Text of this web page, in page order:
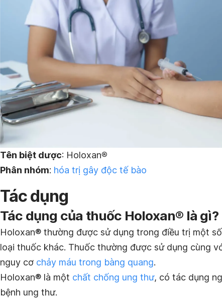
Tên biệt dược: Holoxan®
Phân nhóm: hóa trị gây độc tế bào
Tác dụng
Tác dụng của thuốc Holoxan® là gì?
Holoxan® thường được sử dụng trong điều trị một
loại thuốc khác. Thuốc thường được sử dụng cùng
nguy cơ chảy máu trong bàng quang.
Holoxan® là một chất chống ung thư, có tác dụng
bệnh ung thư.